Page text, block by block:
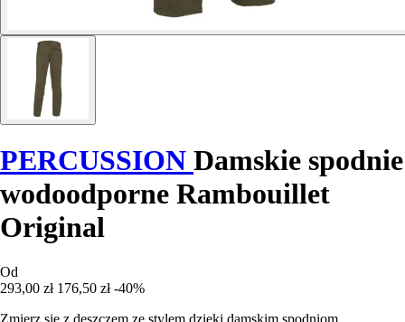
PERCUSSION Damskie spodnie
wodoodporne Rambouillet
Original
Od
293,00 zł 176,50 zł -40%
Zmierz się z deszczem ze stylem dzięki damskim spodniom